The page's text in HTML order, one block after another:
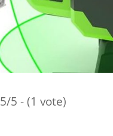
5/5 - (1 vote)